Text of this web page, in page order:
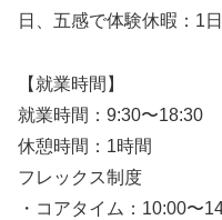
日、五感で体験休暇：1
【就業時間】
就業時間：9:30〜18:30
休憩時間：1時間
フレックス制度
・コアタイム：10:00〜